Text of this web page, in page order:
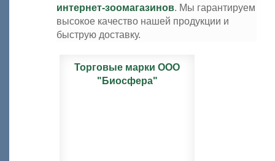
интернет-зоомагазинов. Мы гарантируем
высокое качество нашей продукции и
быструю доставку.
Торговые марки ООО
"Биосфера"